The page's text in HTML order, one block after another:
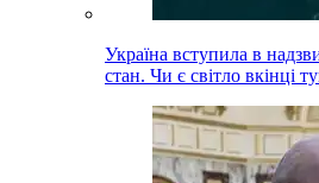
Україна вступила в
стан. Чи є світло вкінці